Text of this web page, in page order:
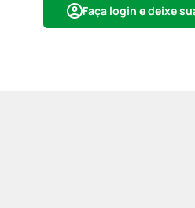
Faça login e deixe